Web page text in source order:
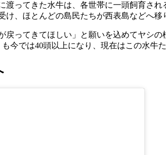
渡ってきた水牛は、各世帯に一頭飼育さ
、ほとんどの島民たちが西表島などへ移
戻ってきてほしい」と願いを込めてヤシ
今では40頭以上になり、現在はこの水牛